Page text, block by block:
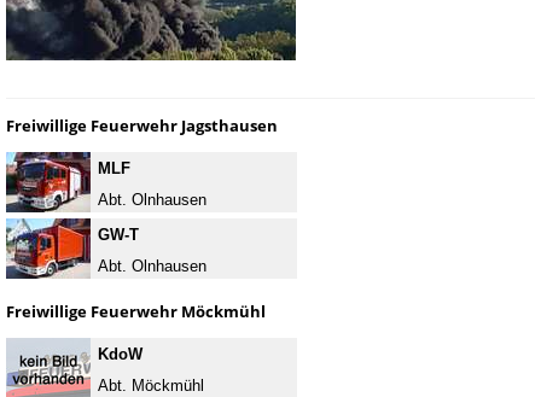
Freiwillige Feuerwehr Jagsthausen
MLF
Abt. Olnhausen
GW-T
Abt. Olnhausen
Freiwillige Feuerwehr Möckmühl
KdoW
Abt. Möckmühl